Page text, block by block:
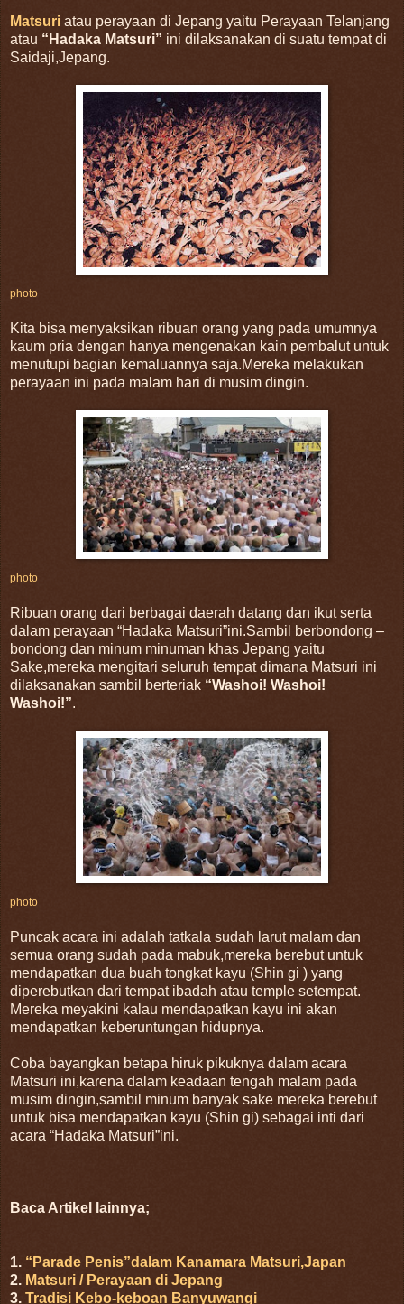
Matsuri atau perayaan di Jepang yaitu Perayaan Telanjang
atau “Hadaka Matsuri” ini dilaksanakan di suatu tempat di
Saidaji,Jepang.
photo
Kita bisa menyaksikan ribuan orang yang pada umumnya
kaum pria dengan hanya mengenakan kain pembalut untuk
menutupi bagian kemaluannya saja.Mereka melakukan
perayaan ini pada malam hari di musim dingin.
photo
Ribuan orang dari berbagai daerah datang dan ikut serta
dalam perayaan “Hadaka Matsuri”ini.Sambil berbondong –
bondong dan minum minuman khas Jepang yaitu
Sake,mereka mengitari seluruh tempat dimana Matsuri ini
dilaksanakan sambil berteriak “Washoi! Washoi!
Washoi!”.
photo
Puncak acara ini adalah tatkala sudah larut malam dan
semua orang sudah pada mabuk,mereka berebut untuk
mendapatkan dua buah tongkat kayu (Shin gi ) yang
diperebutkan dari tempat ibadah atau temple setempat.
Mereka meyakini kalau mendapatkan kayu ini akan
mendapatkan keberuntungan hidupnya.
Coba bayangkan betapa hiruk pikuknya dalam acara
Matsuri ini,karena dalam keadaan tengah malam pada
musim dingin,sambil minum banyak sake mereka berebut
untuk bisa mendapatkan kayu (Shin gi) sebagai inti dari
acara “Hadaka Matsuri”ini.
Baca Artikel lainnya;
1. “Parade Penis”dalam Kanamara Matsuri,Japan
2. Matsuri / Perayaan di Jepang
3. Tradisi Kebo-keboan Banyuwangi